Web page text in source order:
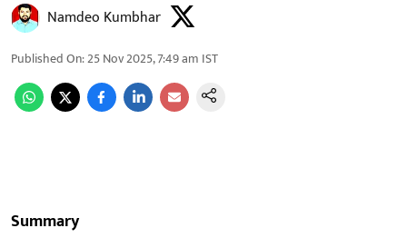
Namdeo Kumbhar
Published On:25 Nov 2025, 7:49 am IST
Summary